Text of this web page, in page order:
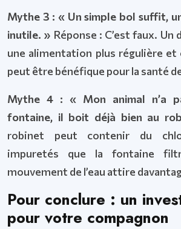
Mythe 3 : « Un simple bol suffit,
inutile. » Réponse : C’est faux.
une alimentation plus régulière et
peut être bénéfique pour la santé
Mythe 4 : « Mon animal n’a
fontaine, il boit déjà bien au
robinet peut contenir du
impuretés que la fontaine
mouvement de l’eau attire
Pour conclure : un
pour votre compagnon